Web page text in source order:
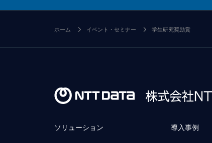
ホーム イベント・セミナー 学生研究奨励賞
ソリューション 導入事例